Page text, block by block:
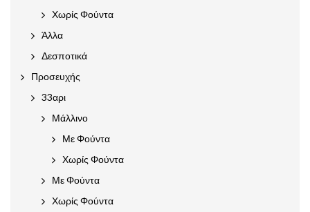
Χωρίς Φούντα
Άλλα
Δεσποτικά
Προσευχής
33αρι
Μάλλινο
Με Φούντα
Χωρίς Φούντα
Με Φούντα
Χωρίς Φούντα